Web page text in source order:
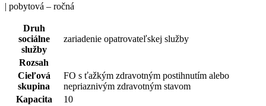
| pobytová – ročná
Druh
sociálne
služby
zariadenie opatrovateľskej služby
Rozsah
Cieľová
skupina
FO s ťažkým zdravotným postihnutím alebo
nepriaznivým zdravotným stavom
Kapacita
10